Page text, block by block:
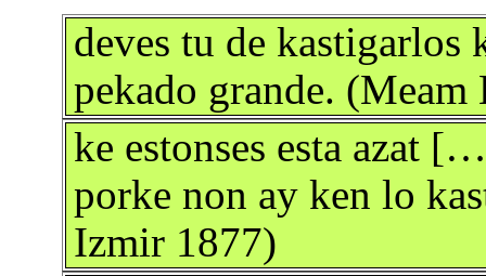
deves tu de kastigarlos
pekado grande. (Meam
ke estonses esta azat
porke non ay ken lo
Izmir 1877)